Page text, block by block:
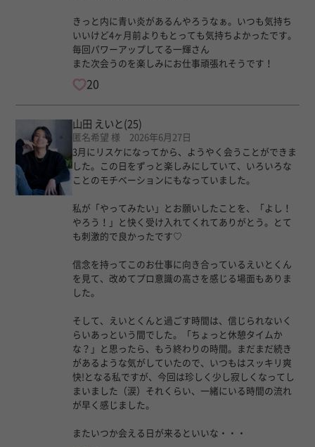
きっと内に青い炎があるんやろうなぁ。いつも気持ち
いいけど4ヶ月前よりもとっても気持ちよかったです。
毎回パワーアップしてる一輝さん
また次会うのを楽しみにお仕事頑張れそうです！
20
山田 えいと (25)
匿名希望 様 2026年6月27日
3月にリスケになってから、ようやく会うことができま
した。この日をずっと楽しみにしていて、いろいろな
ことのモチベーションにもなっていました。
私が「やってみたい」とお願いしたことを、「よし！
やろう！」と快く受け入れてくれてありがとう。とて
も刺激的で良かったです♡
信念を持ってこのお仕事に向き合っているえいとくん
を見て、改めてプロ意識の高さを感じる場面もありま
した。
そして、えいとくんと過ごす時間は、信じられないく
らいあっという間でした。「ちょっと休憩タイムか
な？」と思ったら、もう終わりの時間。まだまだ続き
があるような気がしていたので、いつもはスッキリ爽
快!となる私ですが、今回は珍しく少し寂しくなってし
まいました（涙）それくらい、一緒にいる時間の流れ
が早く感じました。
またいつか会える日が来るといいな・・・